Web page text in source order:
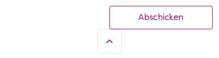
Abschicken